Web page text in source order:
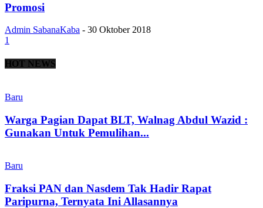
Promosi
Admin SabanaKaba - 30 Oktober 2018
1
HOT NEWS
Baru
Warga Pagian Dapat BLT, Walnag Abdul Wazid :
Gunakan Untuk Pemulihan...
Baru
Fraksi PAN dan Nasdem Tak Hadir Rapat
Paripurna, Ternyata Ini Allasannya